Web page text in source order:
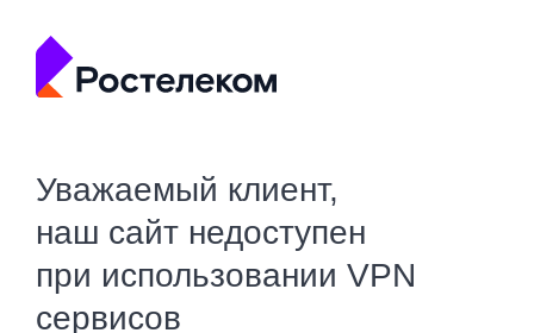
Уважаемый клиент,
наш сайт недоступен
при использовании VPN
сервисов